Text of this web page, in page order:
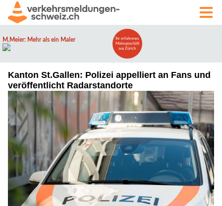
Kanton St.Gallen: Polizei appelliert an Fans und
veröffentlicht Radarstandorte